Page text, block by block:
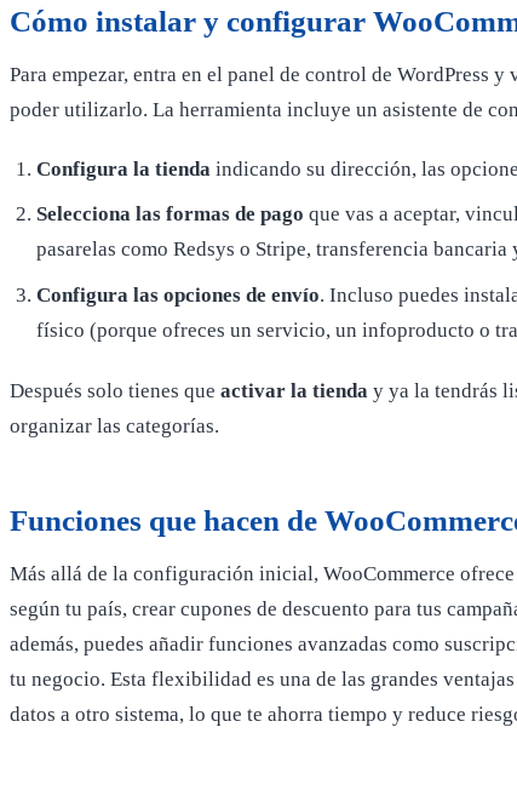
Cómo instalar y configurar
Para empezar, entra en el panel de control de WordPress y
poder utilizarlo. La herramienta incluye un asistente de
Configura la tienda indicando su dirección, las
Selecciona las formas de pago que vas a aceptar,
pasarelas como Redsys o Stripe, transferencia bancaria
Configura las opciones de envío. Incluso puedes
físico (porque ofreces un servicio, un infoproducto o
Después solo tienes que activar la tienda y ya la tendrás
organizar las categorías.
Funciones que hacen de
Más allá de la configuración inicial, WooCommerce
según tu país, crear cupones de descuento para tus
además, puedes añadir funciones avanzadas como
tu negocio. Esta flexibilidad es una de las grandes
datos a otro sistema, lo que te ahorra tiempo y reduce